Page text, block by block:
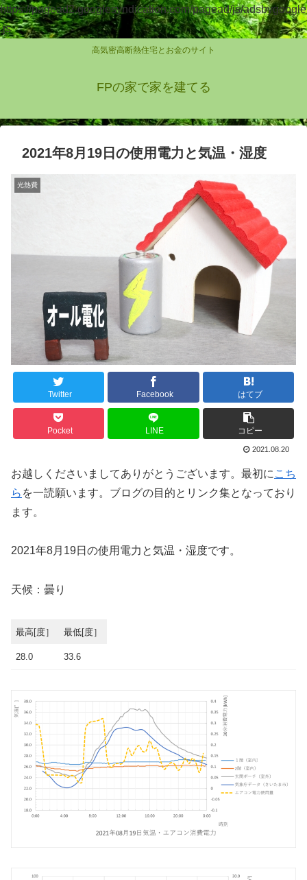
https://pagead2.googlesyndication.com/pagead/js/adsbygoogle
.js
高気密高断熱住宅とお金のサイト
FPの家で家を建てる
2021年8月19日の使用電力と気温・湿度
光熱費
Twitter Facebook はてブ
Pocket LINE コピー
2021.08.20
お越しくださいましてありがとうございます。最初に こち
ら を一読願います。ブログの目的とリンク集となっており
ます。
2021年8月19日の使用電力と気温・湿度です。
天候：曇り
最高[度］ 最低[度］
28.0 33.6